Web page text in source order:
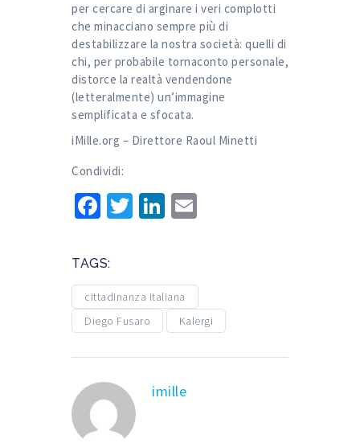
per cercare di arginare i veri complotti
che minacciano sempre più di
destabilizzare la nostra società: quelli di
chi, per probabile tornaconto personale,
distorce la realtà vendendone
(letteralmente) un’immagine
semplificata e sfocata.
iMille.org – Direttore Raoul Minetti
Condividi:
Facebook
TwitterLinkedIn
TAGS:
cittadinanza italiana
Diego Fusaro
Kalergi
imille